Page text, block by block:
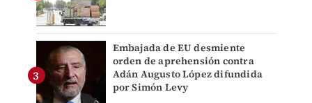
Embajada de EU desmiente
orden de aprehensión contra
Adán Augusto López difundida
por Simón Levy